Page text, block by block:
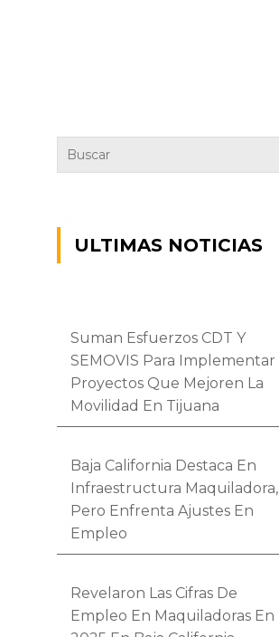
ULTIMAS NOTICIAS
Suman Esfuerzos CDT Y
SEMOVIS Para Implementar
Proyectos Que Mejoren La
Movilidad En Tijuana
Baja California Destaca En
Infraestructura Maquiladora,
Pero Enfrenta Ajustes En
Empleo
Revelaron Las Cifras De
Empleo En Maquiladoras En